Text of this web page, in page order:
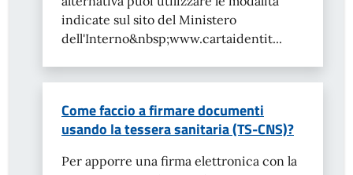
indicate sul sito del Ministero
dell'Interno&nbsp;www.cartaidentit...
Come faccio a firmare documenti
usando la tessera sanitaria (TS-CNS)?
Per apporre una firma elettronica con la